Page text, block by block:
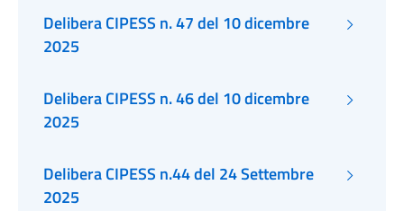
Delibera CIPESS n. 47 del 10 dicembre
2025
Delibera CIPESS n. 46 del 10 dicembre
2025
Delibera CIPESS n.44 del 24 Settembre
2025